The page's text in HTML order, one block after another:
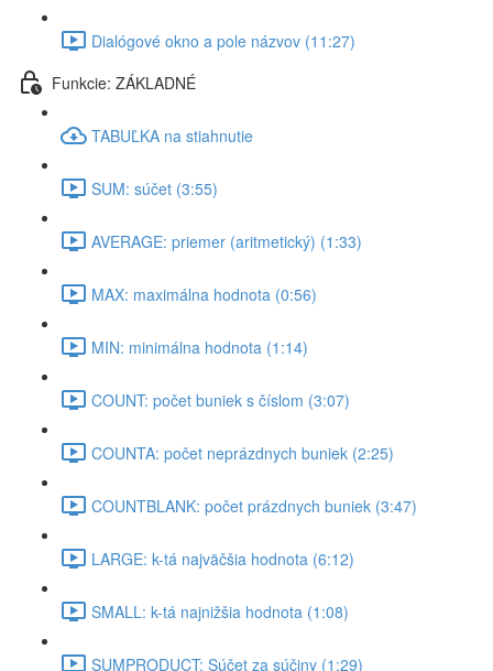
Dialógové okno a pole názvov (11:27)
Funkcie: ZÁKLADNÉ
TABUĽKA na stiahnutie
SUM: súčet (3:55)
AVERAGE: priemer (aritmetický) (1:33)
MAX: maximálna hodnota (0:56)
MIN: minimálna hodnota (1:14)
COUNT: počet buniek s číslom (3:07)
COUNTA: počet neprázdnych buniek (2:25)
COUNTBLANK: počet prázdnych buniek (3:47)
LARGE: k-tá najväčšia hodnota (6:12)
SMALL: k-tá najnižšia hodnota (1:08)
SUMPRODUCT: Súčet za súčiny (1:29)